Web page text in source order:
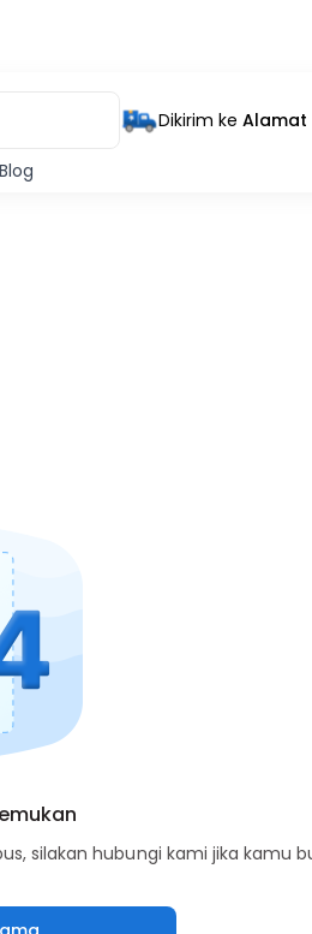
Dikirim ke Alamat
Blog
silakan hubungi kami jika kamu